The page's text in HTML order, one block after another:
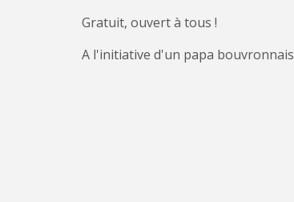
Gratuit, ouvert à tous !
A l'initiative d'un papa bouvronnais